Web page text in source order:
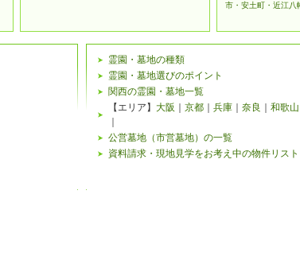
市・安土町・近江八
霊園・墓地の種類
霊園・墓地選びのポイント
関西の霊園・墓地一覧
【エリア】 大阪 京都 兵庫 奈良 和歌山
公営墓地（市営墓地）の一覧
資料請求・現地見学をお考え中の物件リスト